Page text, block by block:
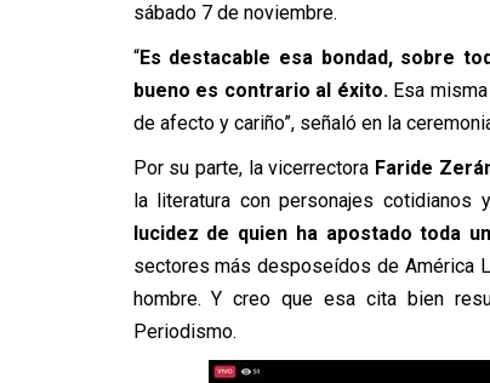
sábado 7 de noviembre.
“Es destacable esa bondad, sobre
bueno es contrario al éxito.Esa misma
de afecto y cariño”, señaló en la
Por su parte, la vicerrectora Faride
la literatura con personajes cotidianos
lucidez de quien ha apostado toda
sectores más desposeídos de América
hombre. Y creo que esa cita bien
Periodismo.